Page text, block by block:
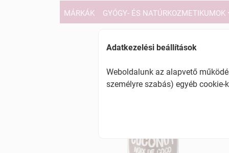
MÁRKÁK GYÓGY- ÉS NATÚRKOZMETIKUMOK
Adatkezelési beállítások
Weboldalunk az alapvető
személyre szabás) egyéb